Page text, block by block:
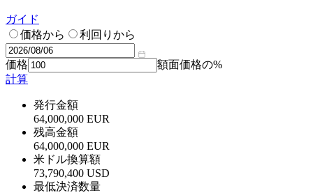
ガイド
価格から
利回りから
価格
額面価格の%
計算
発行金額
64,000,000 EUR
残高金額
64,000,000 EUR
米ドル換算額
73,790,400 USD
最低決済数量